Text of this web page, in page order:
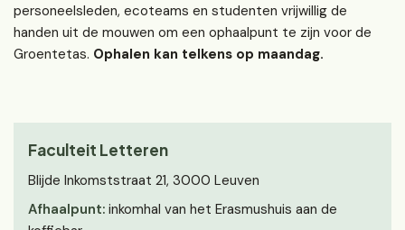
personeelsleden, ecoteams en studenten vrijwillig de
handen uit de mouwen om een ophaalpunt te zijn voor de
Groentetas. Ophalen kan telkens op maandag.
Faculteit Letteren
Blijde Inkomststraat 21, 3000 Leuven
Afhaalpunt: inkomhal van het Erasmushuis aan de